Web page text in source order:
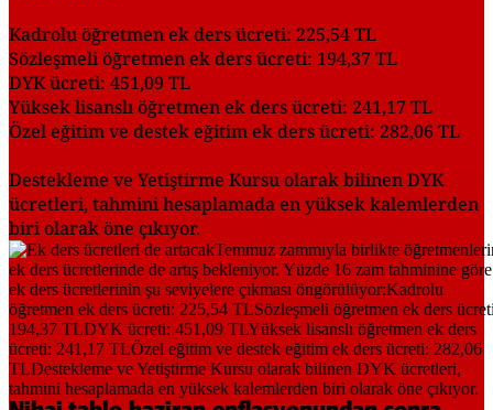
Kadrolu öğretmen ek ders ücreti: 225,54 TL
Sözleşmeli öğretmen ek ders ücreti: 194,37 TL
DYK ücreti: 451,09 TL
Yüksek lisanslı öğretmen ek ders ücreti: 241,17 TL
Özel eğitim ve destek eğitim ek ders ücreti: 282,06 TL
Destekleme ve Yetiştirme Kursu olarak bilinen DYK
ücretleri, tahmini hesaplamada en yüksek kalemlerden
biri olarak öne çıkıyor.